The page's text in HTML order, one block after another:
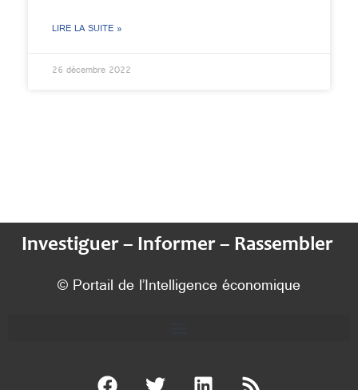
LIRE LA SUITE »
26 décembre 2022
Investiguer – Informer – Rassembler
© Portail de l’Intelligence économique